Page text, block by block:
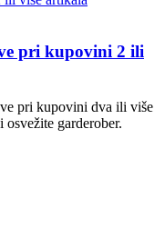
pri kupovini 2 ili
pri kupovini dva ili više
garderober.